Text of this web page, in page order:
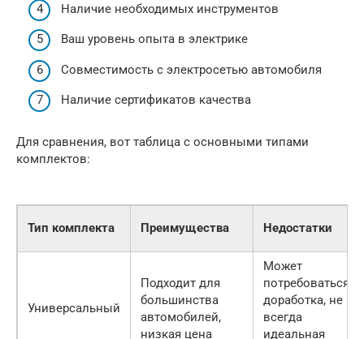
Наличие необходимых инструментов
Ваш уровень опыта в электрике
Совместимость с электросетью автомобиля
Наличие сертификатов качества
Для сравнения, вот таблица с основными типами
комплектов:
Тип комплекта Преимущества Недостатки
Универсальный
Подходит для
большинства
автомобилей,
низкая цена
Может
потребоваться
доработка, не
всегда
идеальная